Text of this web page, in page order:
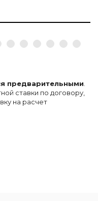
предварительными.
ставки по договору,
на расчет